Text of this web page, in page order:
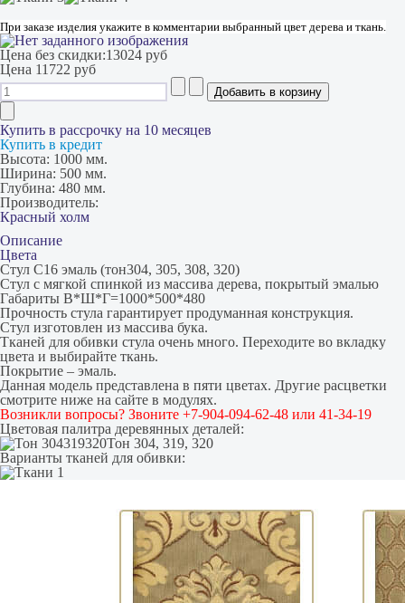
При заказе изделия укажите в комментарии выбранный цвет дерева и ткань.
Цена без скидки:13024 руб
Цена 11722 руб
Купить в рассрочку на 10 месяцев
Купить в кредит
Высота: 1000 мм.
Ширина: 500 мм.
Глубина: 480 мм.
Производитель:
Красный холм
Описание
Цвета
Стул С16 эмаль (тон304, 305, 308, 320)
Стул с мягкой спинкой из массива дерева, покрытый эмалью
Габариты В*Ш*Г=1000*500*480
Прочность стула гарантирует продуманная конструкция.
Стул изготовлен из массива бука.
Тканей для обивки стула очень много. Переходите во вкладку
цвета и выбирайте ткань.
Покрытие – эмаль.
Данная модель представлена в пяти цветах. Другие расцветки
смотрите ниже на сайте в модулях.
Возникли вопросы? Звоните +7-904-094-62-48 или 41-34-19
Цветовая палитра деревянных деталей:
Тон 304, 319, 320
Варианты тканей для обивки: